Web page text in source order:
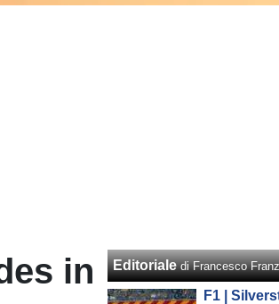
in
Editoriale di Francesco
F1 |